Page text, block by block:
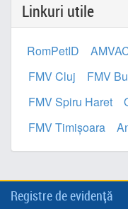
Linkuri utile
RomPetID
FMV Cluj
FMV
FMV Spiru Haret
FMV Timișoara
Registre de evidență